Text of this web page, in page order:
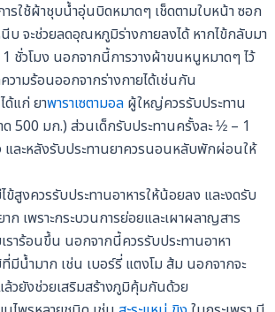
รใช้ผ้าชุบน้ำอุ่นบิดหมาดๆ เช็ดตามใบหน้า ซอก
บ จะช่วยลดอุณหภูมิร่างกายลงได้ หากไข้กลับมา
ชั่วโมง นอกจากนี้การวางผ้าขนหนูหมาดๆ ไว้
วามร้อนออกจากร่างกายได้เช่นกัน
ได้แก่ ยาพาราเซตามอลผู้ใหญ่ควรรับประทาน
500 มก.) ส่วนเด็กรับประทานครั้งละ ½ – 1
และหลังรับประทานยาควรนอนหลับพักผ่อนให้
ข้สูงควรรับประทานอาหารให้น้อยลง และงดรับ
ก เพราะกระบวนการย่อยและเผาผลาญสาร
เราร้อนขึ้น นอกจากนี้ควรรับประทานอาหา
น้ำมาก เช่น เบอร์รี่ แตงโม ส้ม นอกจากจะ
ล้วยังช่วยเสริมสร้างภูมิคุ้มกันด้วย